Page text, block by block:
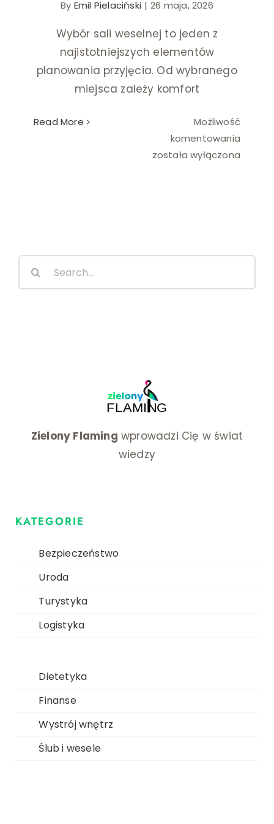
Wystrój wnętrz
By Emil Pielaciński | 26 maja, 2026
Wybór sali weselnej to jeden z
najistotniejszych elementów
planowania przyjęcia. Od wybranego
miejsca zależy komfort
Read More
Możliwość
komentowania
została wyłączona
Zielony Flaming wprowadzi Cię w świat
wiedzy
KATEGORIE
Bezpieczeństwo
Uroda
Turystyka
Logistyka
Dietetyka
Finanse
Wystrój wnętrz
Ślub i wesele